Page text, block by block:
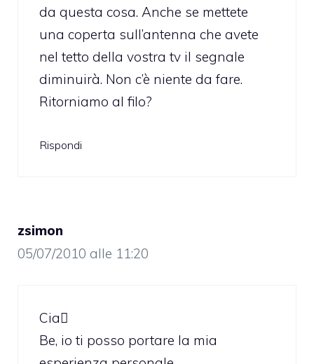
da questa cosa. Anche se mettete
una coperta sull’antenna che avete
nel tetto della vostra tv il segnale
diminuirà. Non c’è niente da fare.
Ritorniamo al filo?
Rispondi
zsimon
05/07/2010 alle 11:20
Cia
Be, io ti posso portare la mia